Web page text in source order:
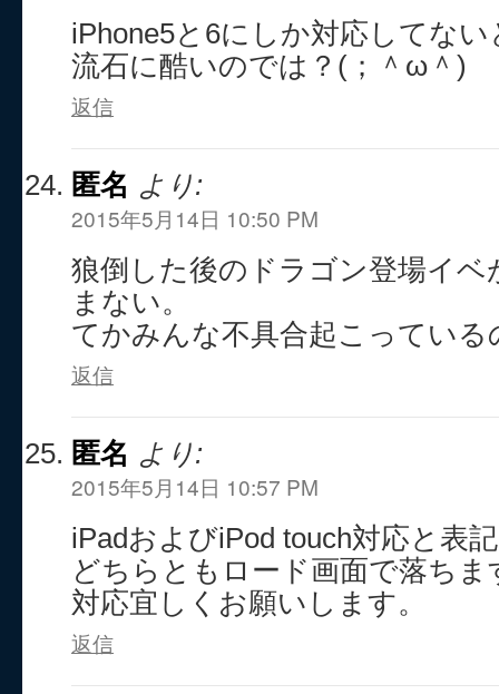
iPhone5と6にしか対応してな
流石に酷いのでは？(；＾ω＾)
返信
匿名 より:
2015年5月14日 10:50 PM
狼倒した後のドラゴン登場イベ
まない。
てかみんな不具合起こっている
返信
匿名 より:
2015年5月14日 10:57 PM
iPadおよびiPod touch対応と表
どちらともロード画面で落ちま
対応宜しくお願いします。
返信